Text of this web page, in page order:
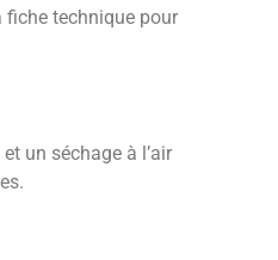
fiche technique pour
un séchage à l’air